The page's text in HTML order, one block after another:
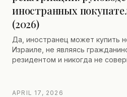
подготовки и
обеспечения плавного,
каждой семейной ситуации
иностранных
(2026)
Да, иностранец может купить
Израиле, не являясь
резидентом и никогда не
репатрианта. Мас Рехиша
APRIL 17, 2026